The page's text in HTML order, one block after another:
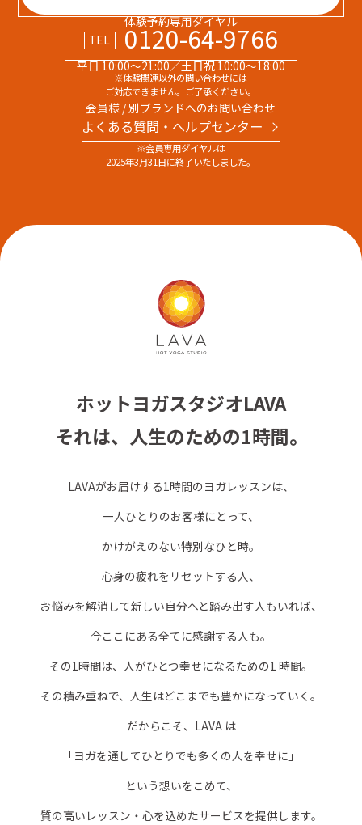
体験予約専用ダイヤル
TEL
0120-64-9766
平日 10:00～21:00／土日祝 10:00～18:00
※体験関連以外の問い合わせには
ご対応できません。ご了承ください。
会員様 / 別ブランドへのお問い合わせ
よくある質問・へルプセンター
※会員専用ダイヤルは
2025年3月31日に終了いたしました。
ホットヨガスタジオLAVA
それは、人生のための1時間。
LAVAがお届けする1時間のヨガレッスンは、
一人ひとりのお客様にとって、
かけがえのない特別なひと時。
心身の疲れをリセットする人、
お悩みを解消して新しい自分へと踏み出す人もいれば、
今ここにある全てに感謝する人も。
その1時間は、人がひとつ幸せになるための1 時間。
その積み重ねで、人生はどこまでも豊かになっていく。
だからこそ、LAVA は
「ヨガを通してひとりでも多くの人を幸せに」
という想いをこめて、
質の高いレッスン・心を込めたサービスを提供します。